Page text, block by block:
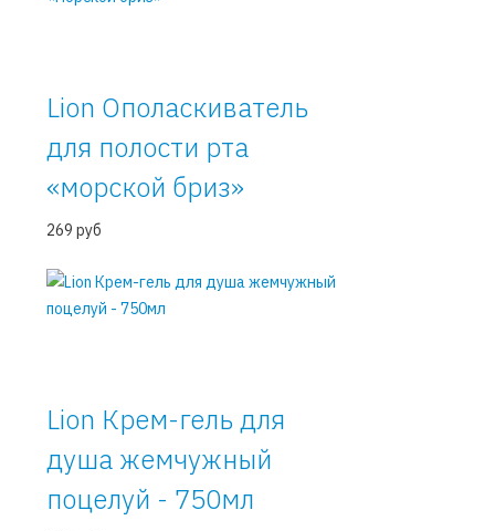
Lion Ополаскиватель
для полости рта
«морской бриз»
269 руб
Lion Крем-гель для
душа жемчужный
поцелуй - 750мл